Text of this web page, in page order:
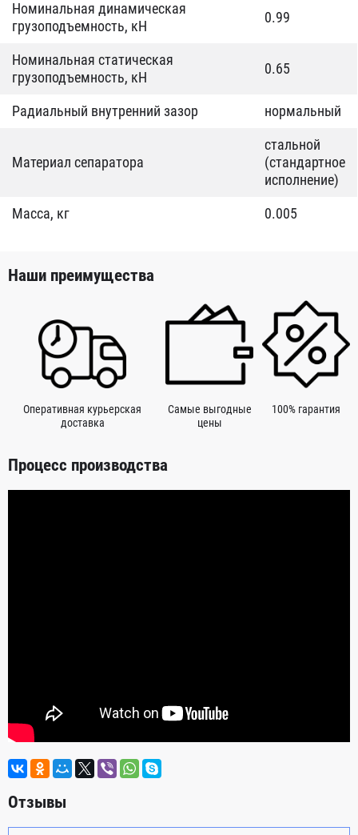
Номинальная динамическая
грузоподъемность, кН
0.99
Номинальная статическая
грузоподъемность, кН
0.65
Радиальный внутренний зазор нормальный
Материал сепаратора
стальной
(стандартное
исполнение)
Масса, кг
0.005
Наши преимущества
Оперативная курьерская
доставка
Самые выгодные
цены
100% гарантия
Процесс производства
Отзывы